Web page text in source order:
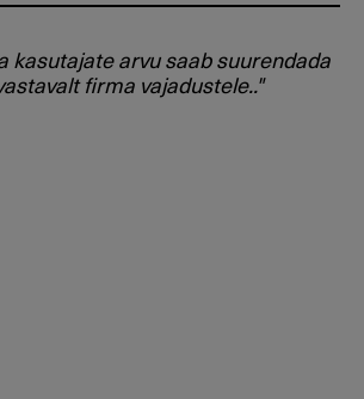
kasutajate arvu saab suurendada
firma vajadustele.."